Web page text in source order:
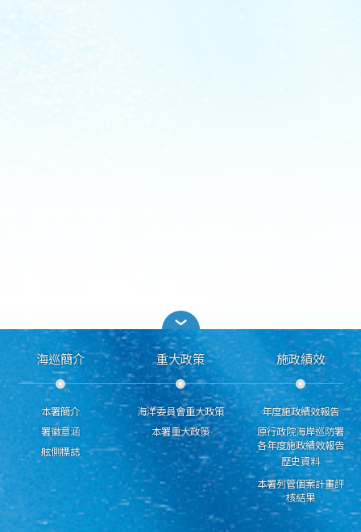
海巡簡介
本署簡介
署徽意涵
舷側標誌
重大政策
海洋委員會重大政策
本署重大政策
施政績效
年度施政績效報告
原行政院海岸巡防署
各年度施政績效報告
歷史資料
本署列管個案計畫評
核結果